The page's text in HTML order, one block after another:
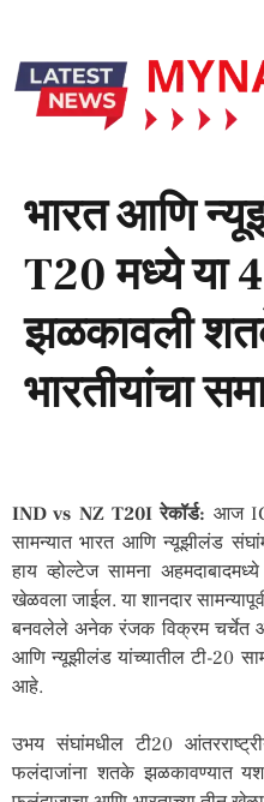
भारत आणि
T20 मध्ये या
झळकावली
भारतीयांचा
IND vs NZ T20I रेकॉर्ड: आज
सामन्यात भारत आणि न्यूझीलंड
हाय व्होल्टेज सामना
खेळवला जाईल. या शानदार
बनवलेले अनेक रंजक विक्रम चर्चेत
आणि न्यूझीलंड यांच्यातील टी-20
आहे.
उभय संघांमधील टी20
फलंदाजांना शतके झळकावण्यात